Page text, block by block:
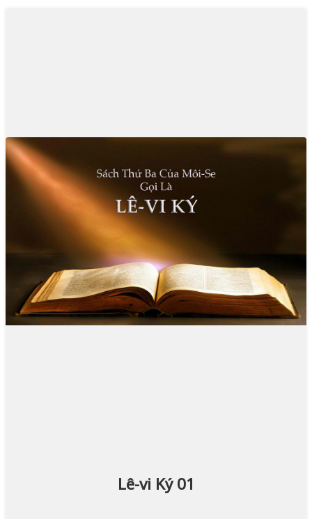
Lê-vi Ký 01